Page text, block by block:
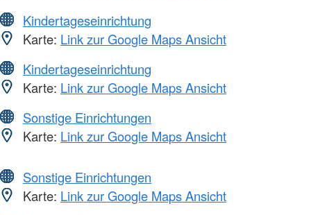
Kindertageseinrichtung
Karte: Link zur Google Maps Ansicht
Kindertageseinrichtung
Karte: Link zur Google Maps Ansicht
Sonstige Einrichtungen
Karte: Link zur Google Maps Ansicht
Sonstige Einrichtungen
Karte: Link zur Google Maps Ansicht